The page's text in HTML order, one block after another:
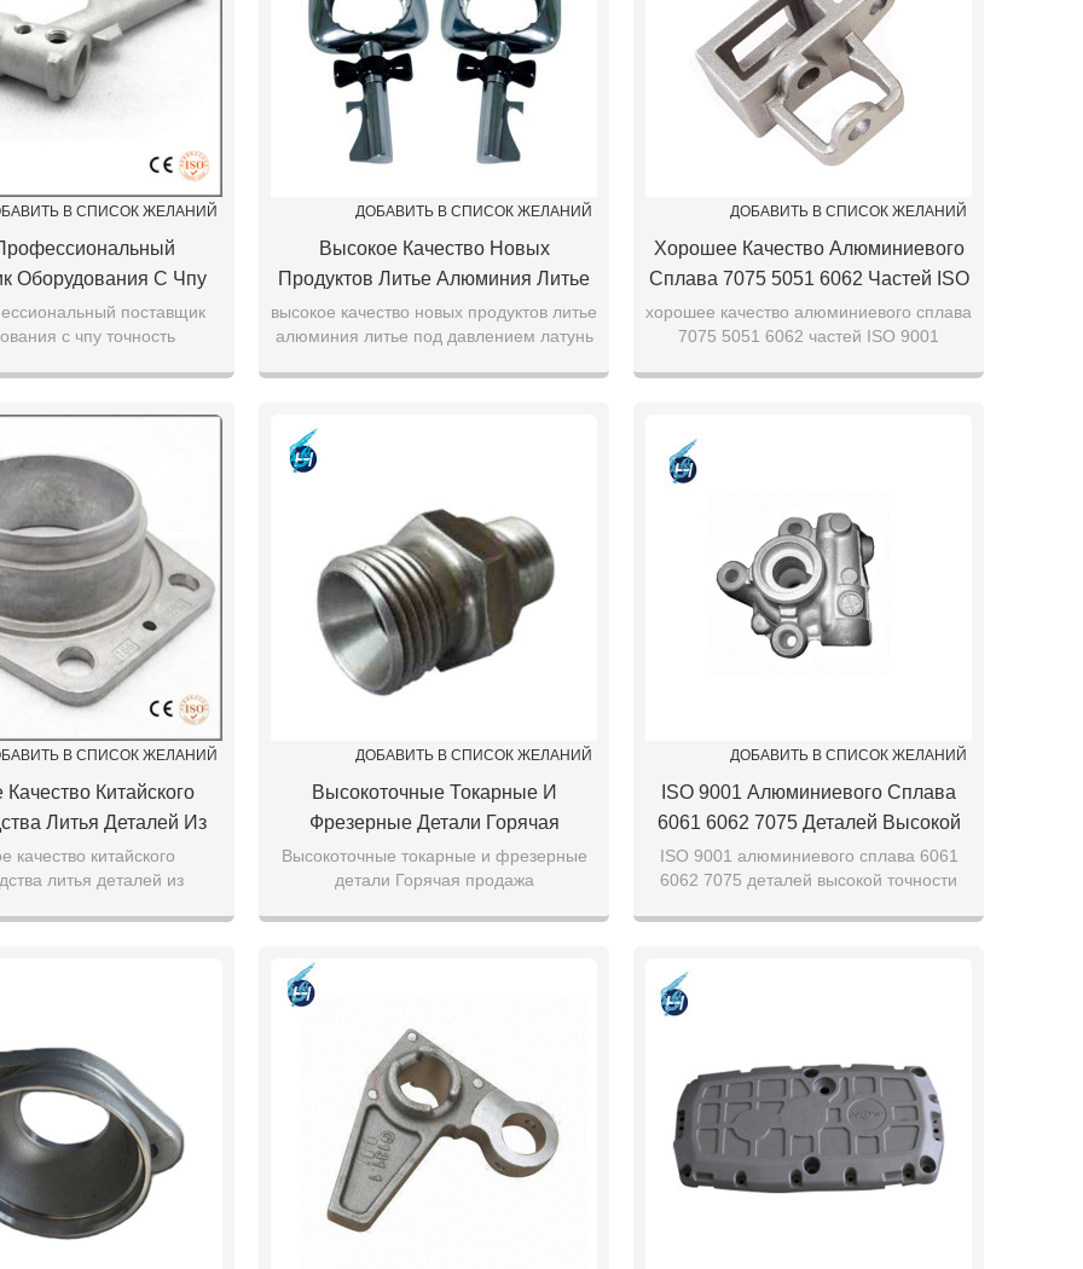
В СПИСОК ЖЕЛАНИЙ
Оборудования С Чпу
Фрезерования
Литья Часть
Алюминиевые
поставщик
с чпу точность
алюминиевые
ДОБАВИТЬ В СПИСОК ЖЕЛАНИЙ
Высокое Качество Новых
Продуктов Литье Алюминия Литье
Под Давлением Латунь Медь Цинк
Литье Детали Из Нержавеющей
Стали Литья
высокое качество новых продуктов литье
алюминия литье под давлением латунь
нержавеющей стали литья
ДОБАВИТЬ В СПИСОК ЖЕЛАНИЙ
Хорошее Качество Алюминиевого
Сплава 7075 5051 6062 Частей ISO
9001 Китайский Поставщик
Высокого Класса Индивидуальные
Услуги
хорошее качество алюминиевого сплава
7075 5051 6062 частей ISO 9001
индивидуальные услуги
В СПИСОК ЖЕЛАНИЙ
Китайского
Литья Деталей Из
Стали Горячая
Индивидуальные
Деталей
качество китайского
литья деталей из
индивидуальные литья
ДОБАВИТЬ В СПИСОК ЖЕЛАНИЙ
Высокоточные Токарные И
Фрезерные Детали Горячая
Продажа Высококачественных
Соединительных Деталей Из
Нержавеющей Стали
Высокоточные токарные и фрезерные
детали Горячая продажа
деталей из нержавеющей стали
ДОБАВИТЬ В СПИСОК ЖЕЛАНИЙ
ISO 9001 Алюминиевого Сплава
6061 6062 7075 Деталей Высокой
Точности Индивидуальные Услуги
Механической Обработки
ISO 9001 алюминиевого сплава 6061
6062 7075 деталей высокой точности
обработки